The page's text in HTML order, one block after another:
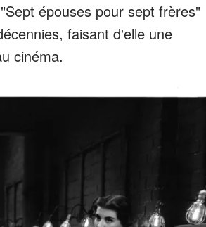
épouses pour sept frères"
faisant d'elle une
cinéma.